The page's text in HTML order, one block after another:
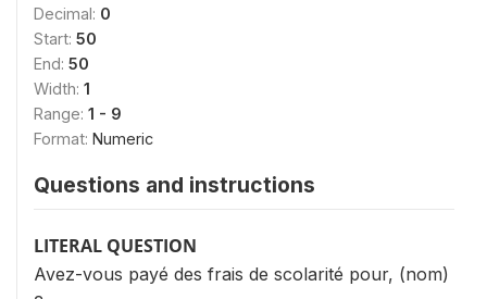
Decimal: 0
Start: 50
End: 50
Width: 1
Range: 1 - 9
Format: Numeric
Questions and instructions
LITERAL QUESTION
Avez-vous payé des frais de scolarité pour, (nom)